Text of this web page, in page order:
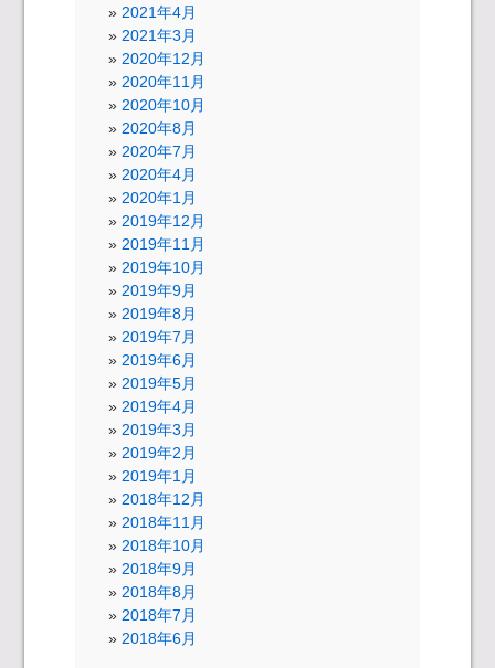
2021年4月
2021年3月
2020年12月
2020年11月
2020年10月
2020年8月
2020年7月
2020年4月
2020年1月
2019年12月
2019年11月
2019年10月
2019年9月
2019年8月
2019年7月
2019年6月
2019年5月
2019年4月
2019年3月
2019年2月
2019年1月
2018年12月
2018年11月
2018年10月
2018年9月
2018年8月
2018年7月
2018年6月